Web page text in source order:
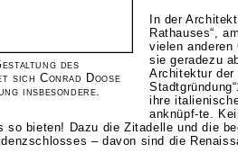
des
sich Conrad Doose
insbesondere.
In der
Rathauses“,
vielen anderen
sie geradezu
Architektur der
ihre
anknüpf-te.
so bieten! Dazu die Zitadelle und die
– davon sind die